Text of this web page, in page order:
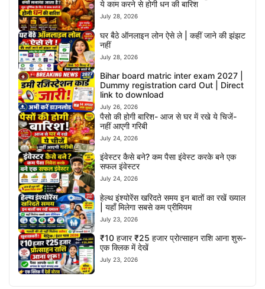
ये काम करने से होगी धन की बारिश
July 28, 2026
घर बैठे ऑनलाइन लोन ऐसे ले | कहीं जाने की झंझट
नहीं
July 28, 2026
Bihar board matric inter exam 2027 |
Dummy registration card Out | Direct
link to download
July 26, 2026
पैसो की होगी बारिश- आज से घर में रखे ये चिजें-
नहीं आएगी गरिबी
July 24, 2026
इंवेस्टर कैसे बने? कम पैसा इंवेस्ट करके बने एक
सफल इंवेस्टर
July 24, 2026
हेल्थ इंश्योरेंस खरिदते समय इन बातों का रखें ख्याल
| यहाँ मिलेगा सबसे कम प्रीमियम
July 23, 2026
₹10 हजार ₹25 हजार प्रोत्साहन राशि आना शुरू-
एक क्लिक में देखें
July 23, 2026